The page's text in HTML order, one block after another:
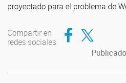
proyectado para el problema de
Compartir en
redes sociales
Compartir en Facebook
Compartir en Twitter